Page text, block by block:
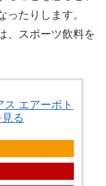
たりします。
、スポーツ飲料を
エアーボト
る